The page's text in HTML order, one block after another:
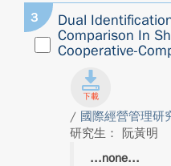
3
Dual
Comparison In
Cooperative-
/ 國際經營管理研
研究生： 阮黃明
none